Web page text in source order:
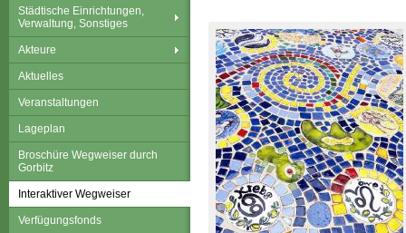
Städtische Einrichtungen,
Verwaltung, Sonstiges
Akteure
Aktuelles
Veranstaltungen
Lageplan
Broschüre Wegweiser durch
Gorbitz
Interaktiver Wegweiser
Verfügungsfonds